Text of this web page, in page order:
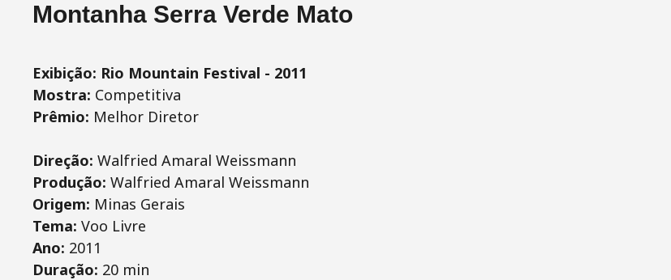
Montanha Serra Verde Mato
Exibição: Rio Mountain Festival - 2011
Mostra: Competitiva
Prêmio: Melhor Diretor
Direção: Walfried Amaral Weissmann
Produção: Walfried Amaral Weissmann
Origem: Minas Gerais
Tema: Voo Livre
Ano: 2011
Duração: 20 min